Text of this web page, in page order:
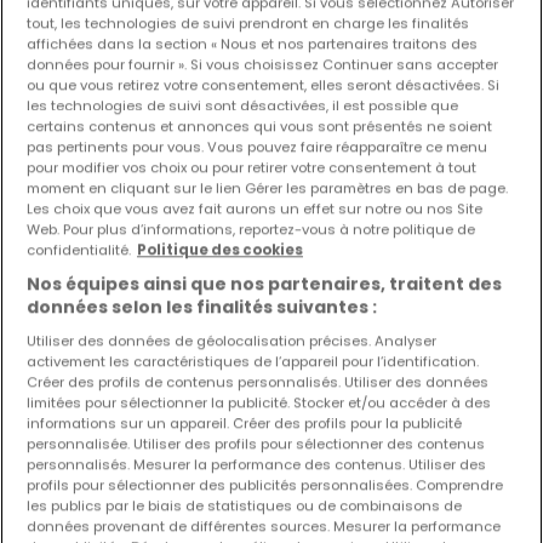
Les nouvelles annonces et baisses de prix en
avant première !
Activez une alerte sur cette recherche pour recevoir les
nouveaux biens ainsi que les changements de prix dans
votre boite email !
Créez une alerte
Modifiez vos critères de recherche pour plus
de résultats
Autres types de maisons en location à
tout, les technologies de suivi prendront en charge les finalités
affichées dans la section « Nous et nos partenaires traitons des
données pour fournir ». Si vous choisissez Continuer sans accepter
ou que vous retirez votre consentement, elles seront désactivées. Si
les technologies de suivi sont désactivées, il est possible que
certains contenus et annonces qui vous sont présentés ne soient
pas pertinents pour vous. Vous pouvez faire réapparaître ce menu
pour modifier vos choix ou pour retirer votre consentement à tout
moment en cliquant sur le lien Gérer les paramètres en bas de page.
Les choix que vous avez fait aurons un effet sur notre ou nos Site
Web. Pour plus d’informations, reportez-vous à notre politique de
confidentialité. Politique des cookies
Nos équipes ainsi que nos partenaires, traitent des
données selon les finalités suivantes :
Utiliser des données de géolocalisation précises. Analyser
activement les caractéristiques de l’appareil pour l’identification.
Créer des profils de contenus personnalisés. Utiliser des données
limitées pour sélectionner la publicité. Stocker et/ou accéder à des
informations sur un appareil. Créer des profils pour la publicité
personnalisée. Utiliser des profils pour sélectionner des contenus
personnalisés. Mesurer la performance des contenus. Utiliser des
profils pour sélectionner des publicités personnalisées. Comprendre
les publics par le biais de statistiques ou de combinaisons de
données provenant de différentes sources. Mesurer la performance